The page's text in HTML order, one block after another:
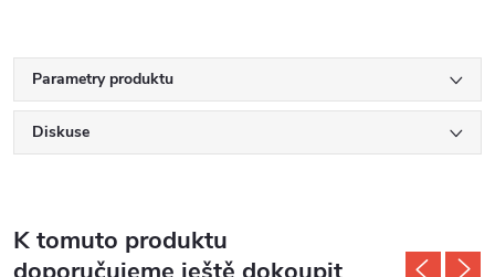
Parametry produktu
Diskuse
K tomuto produktu